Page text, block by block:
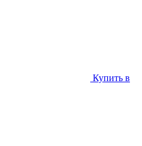
Купить в